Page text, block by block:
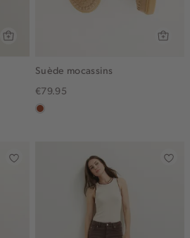
Suède mocassins
€79.95
bruin